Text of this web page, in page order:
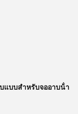
แบบสําหรับจออาบน้ํา